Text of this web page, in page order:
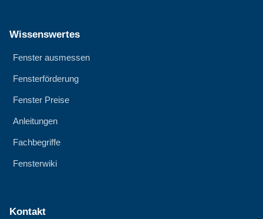
Wissenswertes
Fenster ausmessen
Fensterförderung
Fenster Preise
Anleitungen
Fachbegriffe
Fensterwiki
Kontakt